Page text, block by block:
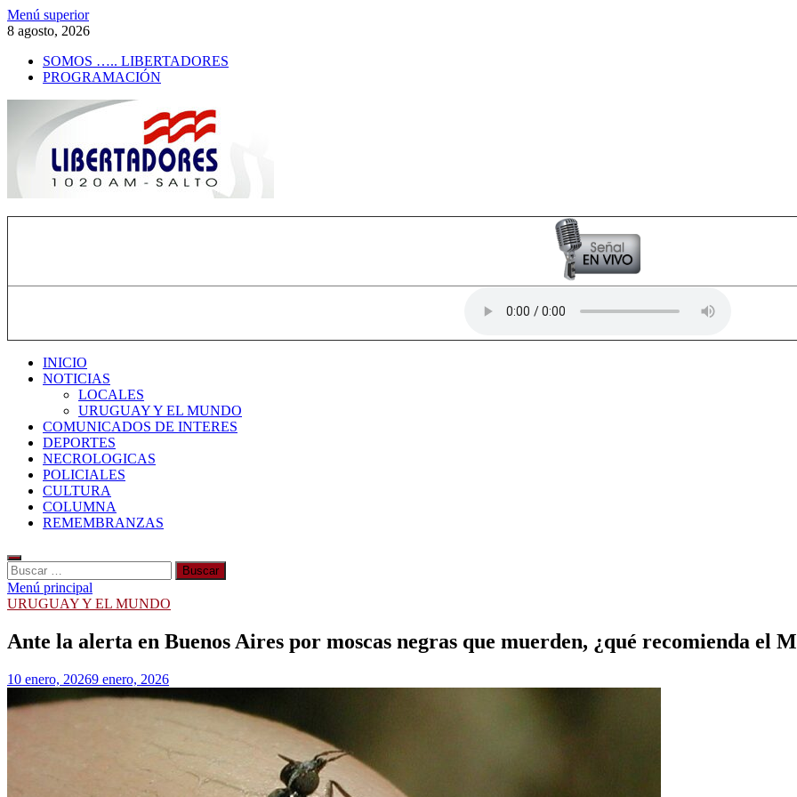
Saltar
al
Menú superior
8 agosto, 2026
SOMOS ….. LIBERTADORES
PROGRAMACIÓN
INICIO
NOTICIAS
LOCALES
URUGUAY Y EL MUNDO
COMUNICADOS DE INTERES
DEPORTES
NECROLOGICAS
POLICIALES
CULTURA
COLUMNA
REMEMBRANZAS
Buscar:
Menú principal
URUGUAY Y EL MUNDO
Ante la alerta en Buenos Aires por moscas negras que muerden, ¿qué recomienda el
10 enero, 20269 enero, 2026